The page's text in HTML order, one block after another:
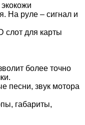
На руле – сигнал и
слот для карты
более точно
песни, звук мотора
габариты,